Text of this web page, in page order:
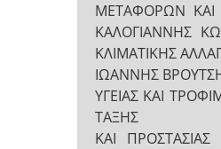
ΜΕΤΑΦΟΡΩΝ ΚΑΙ
ΚΑΛΟΓΙΑΝΝΗΣ
ΚΛΙΜΑΤΙΚΗΣ
ΙΩΑΝΝΗΣ
ΥΓΕΙΑΣ ΚΑΙ
ΤΑΞΗΣ
ΚΑΙ